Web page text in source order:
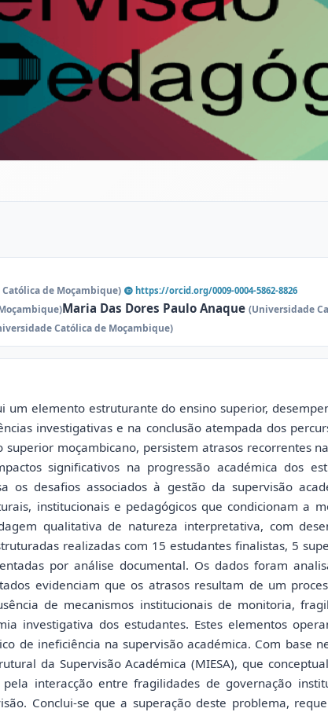
de Moçambique) https://orcid.org/0009-0004-5862-8826
Maria Das Dores Paulo Anaque (Universidade
Católica de Moçambique)
um elemento estruturante do ensino superior,
investigativas e na conclusão atempada dos
superior moçambicano, persistem atrasos recorrentes
significativos na progressão académica dos
os desafios associados à gestão da supervisão
institucionais e pedagógicos que condicionam a
qualitativa de natureza interpretativa, com
realizadas com 15 estudantes finalistas, 5
por análise documental. Os dados foram
evidenciam que os atrasos resultam de um
de mecanismos institucionais de monitoria,
investigativa dos estudantes. Estes elementos
de ineficiência na supervisão académica. Com base
da Supervisão Académica (MIESA), que
interacção entre fragilidades de governação
Conclui-se que a superação deste problema,